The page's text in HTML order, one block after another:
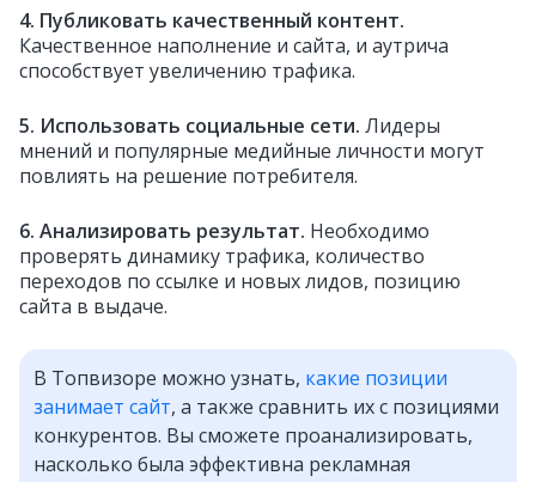
4. Публиковать качественный контент.
Качественное наполнение и сайта, и аутрича
способствует увеличению трафика.
5. Использовать социальные сети. Лидеры
мнений и популярные медийные личности могут
повлиять на решение потребителя.
6. Анализировать результат. Необходимо
проверять динамику трафика, количество
переходов по ссылке и новых лидов, позицию
сайта в выдаче.
В Топвизоре можно узнать, какие позиции
занимает сайт, а также сравнить их с позициями
конкурентов. Вы сможете проанализировать,
насколько была эффективна рекламная